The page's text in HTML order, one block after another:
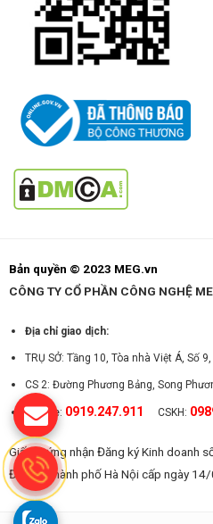
Bản quyền © 2023 MEG.vn
CÔNG TY CỔ PHẦN CÔNG NGHỆ
Địa chỉ giao dịch:
TRỤ SỞ: Tầng 10, Tòa nhà Việt Á, Số
CS 2: Đường Phương Bảng, Song
Hotline: 0919.247.911 CSKH:
Giấy chứng nhận Đăng ký Kinh doanh
Đầu tư Thành phố Hà Nội cấp ngày